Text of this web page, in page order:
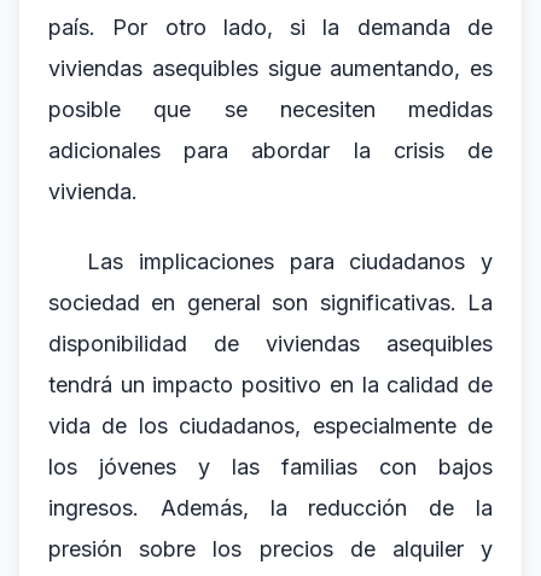
país. Por otro lado, si la demanda de
viviendas asequibles sigue aumentando, es
posible que se necesiten medidas
adicionales para abordar la crisis de
vivienda.
Las implicaciones para ciudadanos y
sociedad en general son significativas. La
disponibilidad de viviendas asequibles
tendrá un impacto positivo en la calidad de
vida de los ciudadanos, especialmente de
los jóvenes y las familias con bajos
ingresos. Además, la reducción de la
presión sobre los precios de alquiler y